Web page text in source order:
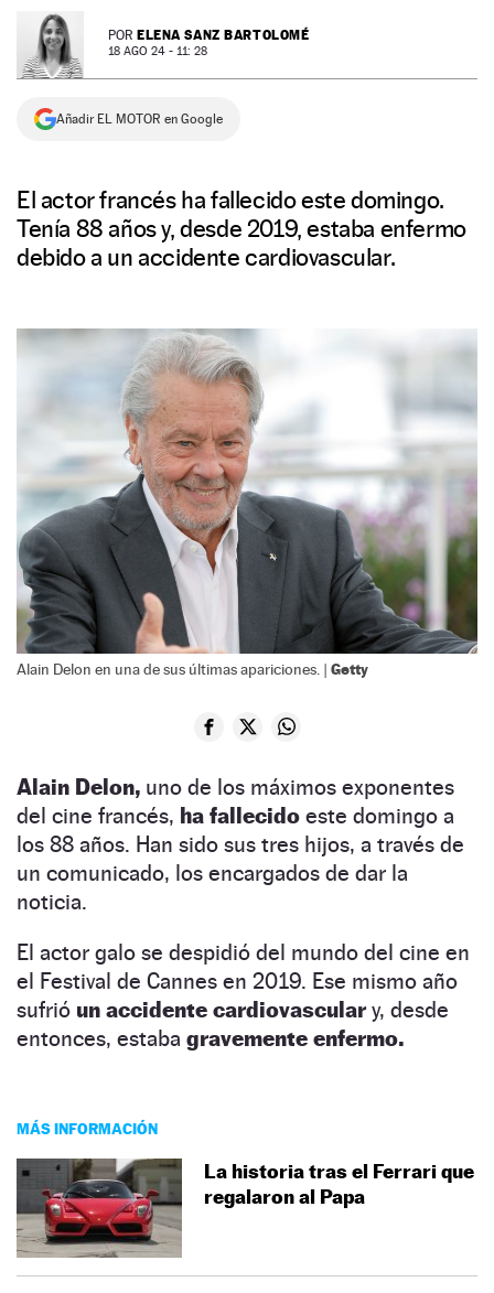
NEWSLETTER POR ELENA SANZ BARTOLOMÉ
18 AGO 24 - 11: 28
Añadir EL MOTOR en Google
El actor francés ha fallecido este domingo.
Tenía 88 años y, desde 2019, estaba enfermo
debido a un accidente cardiovascular.
Alain Delon en una de sus últimas apariciones. | Getty
Alain Delon, uno de los máximos exponentes
del cine francés, ha fallecido este domingo a
los 88 años. Han sido sus tres hijos, a través de
un comunicado, los encargados de dar la
noticia.
El actor galo se despidió del mundo del cine en
el Festival de Cannes en 2019. Ese mismo año
sufrió un accidente cardiovasculary, desde
entonces, estaba gravemente enfermo.
MÁS INFORMACIÓN
La historia tras el Ferrari que
regalaron al Papa